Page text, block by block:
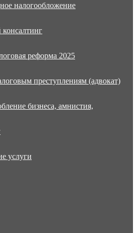
налогообложение
реформа 2025
преступлениям (адвокат)
бизнеса, амнистия,
услуги